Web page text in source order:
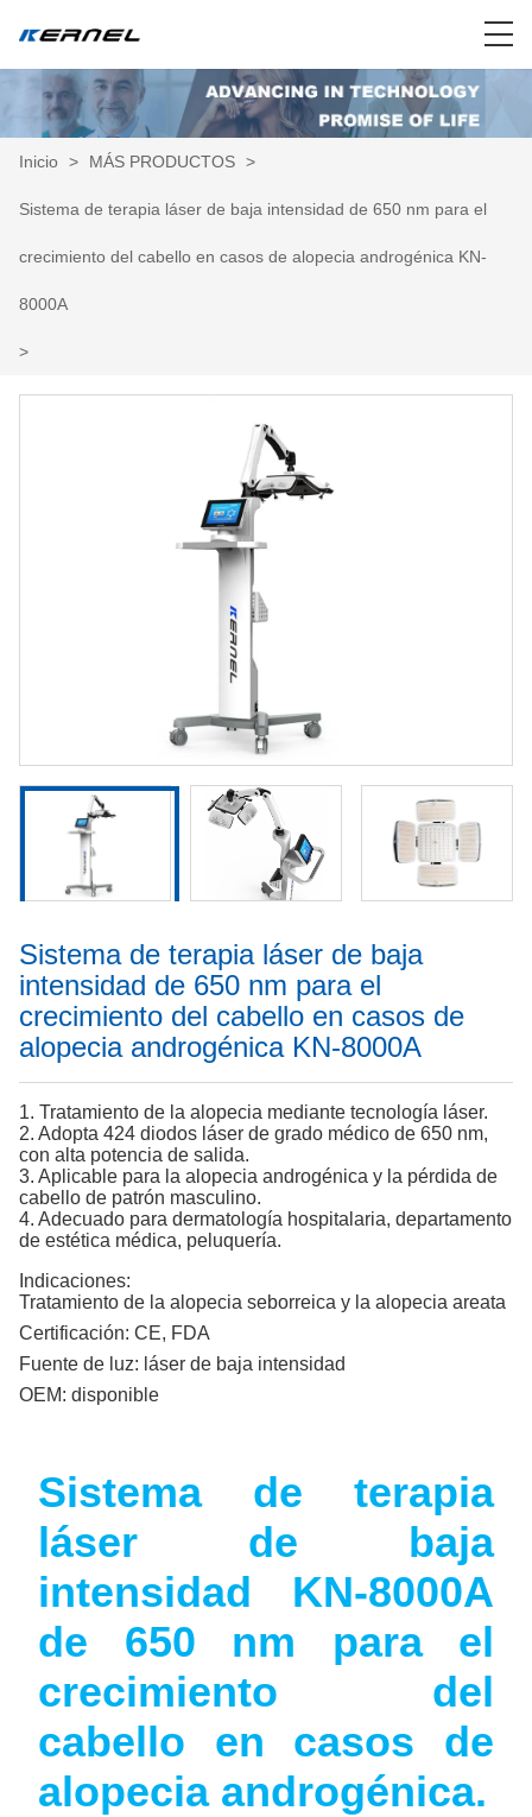
Inicio > MÁS PRODUCTOS >
Sistema de terapia láser de baja intensidad de 650 nm para el
crecimiento del cabello en casos de alopecia androgénica KN-
8000A
>
Sistema de terapia láser de baja
intensidad de 650 nm para el
crecimiento del cabello en casos de
alopecia androgénica KN-8000A
1. Tratamiento de la alopecia mediante tecnología láser.
2. Adopta 424 diodos láser de grado médico de 650 nm,
con alta potencia de salida.
3. Aplicable para la alopecia androgénica y la pérdida de
cabello de patrón masculino.
4. Adecuado para dermatología hospitalaria, departamento
de estética médica, peluquería.
Indicaciones:
Tratamiento de la alopecia seborreica y la alopecia areata
Certificación: CE, FDA
Fuente de luz: láser de baja intensidad
OEM: disponible
Sistema de terapia
láser de baja
intensidad KN-8000A
de 650 nm para el
crecimiento del
cabello en casos de
alopecia androgénica.